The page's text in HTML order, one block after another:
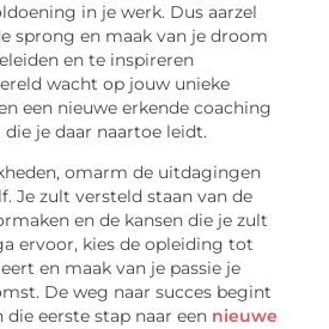
in je werk. Dus aarzel
sprong en maak van je droom
en te inspireren
wacht op jouw unieke
een nieuwe erkende coaching
je daar naartoe leidt.
omarm de uitdagingen
Je zult versteld staan van de
en de kansen die je zult
ervoor, kies de opleiding tot
en maak van je passie je
De weg naar succes begint
eerste stap naar een nieuwe